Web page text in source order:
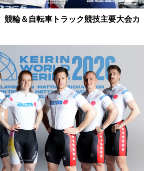
競輪＆自転車トラック競技主要大会カ